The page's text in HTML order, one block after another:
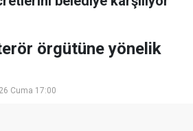
örgütüne yönelik
Cuma 17:00